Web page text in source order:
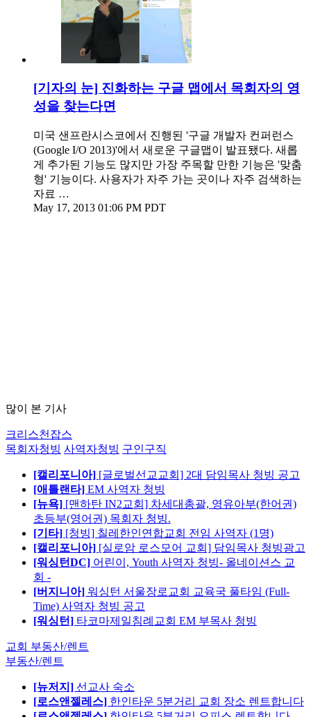
[기자의 눈] 진화하는 구글 맵에서 목회자의 영
성을 찾는다면
미국 샌프란시스코에서 진행된 '구글 개발자 컨퍼런스
(Google I/O 2013)'에서 새로운 구글맵이 발표됐다. 새롭
게 추가된 기능도 많지만 가장 주목할 만한 기능은 '맞춤
형' 기능이다. 사용자가 자주 가는 곳이나 자주 검색하는
자료 …
May 17, 2013 01:06 PM PDT
많이 본 기사
크리스천잡스
목회자청빙 사역자청빙 구인구직
[캘리포니아] [글로벌선교교회] 2대 담임목사 청빙 공고
[애틀랜타] EM 사역자 청빙
[뉴욕] [맨하탄 IN2교회] 차세대총괄, 영유아부(한어권)
초등부(영어권) 목회자 청빙.
[기타] [청빙] 칠레한인연합교회 전임 사역자 (1명)
[캘리포니아] [실로암 로스모어 교회] 담임목사 청빙광고
[워싱턴DC] 어린이, Youth 사역자 청빙- 올네이션스 교
회 -
[버지니아] 워싱턴 서울장로교회 교육국 풀타임 (Full-
Time) 사역자 청빙 공고
[워싱턴] 타코마제일침례교회 EM 부목사 청빙
교회 부동산/렌트
부동산/렌트
[뉴저지] 선교사 숙소
[로스앤젤레스] 한인타운 5분거리 교회 장소 렌트합니다